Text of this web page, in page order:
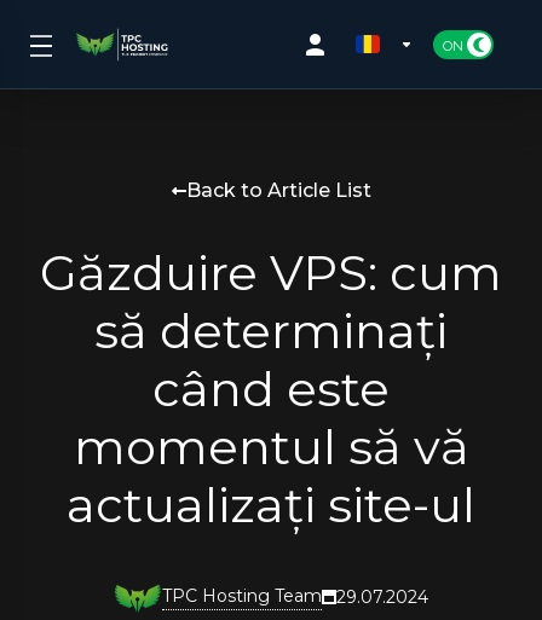
Back to Article List
Găzduire VPS: cum
să determinați
când este
momentul să vă
actualizați site-ul
TPC Hosting Team 29.07.2024